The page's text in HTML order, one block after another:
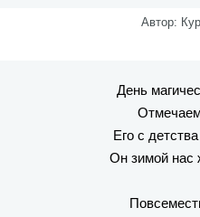
Автор:
День
Его с
Он зимой нас